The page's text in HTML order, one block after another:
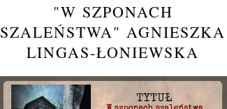
"W SZPONACH
SZALEŃSTWA" AGNIESZKA
LINGAS-ŁONIEWSKA